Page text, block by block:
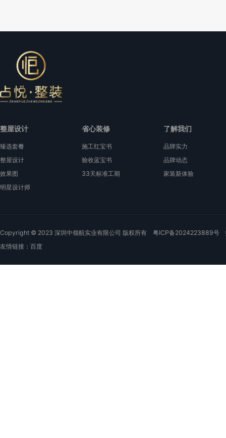
整屋设计
臻选套餐
整屋设计
效果图
明星设计师
省心装修
施工红宝书
验收蓝宝书
33天标准工期
了解我们
品牌实力
品牌动态
家装新体验
Copyright © 2023 深圳中领航实业有限公司 版权所有 粤ICP备2024223889号
友情链接： 百度